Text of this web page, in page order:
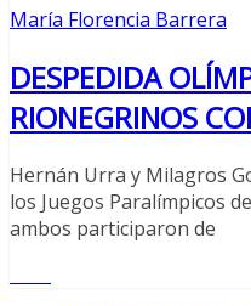
María Florencia Barrera
DESPEDIDA
RIONEGRINOS
Hernán Urra y Milagros
los Juegos Paralímpicos
ambos participaron de